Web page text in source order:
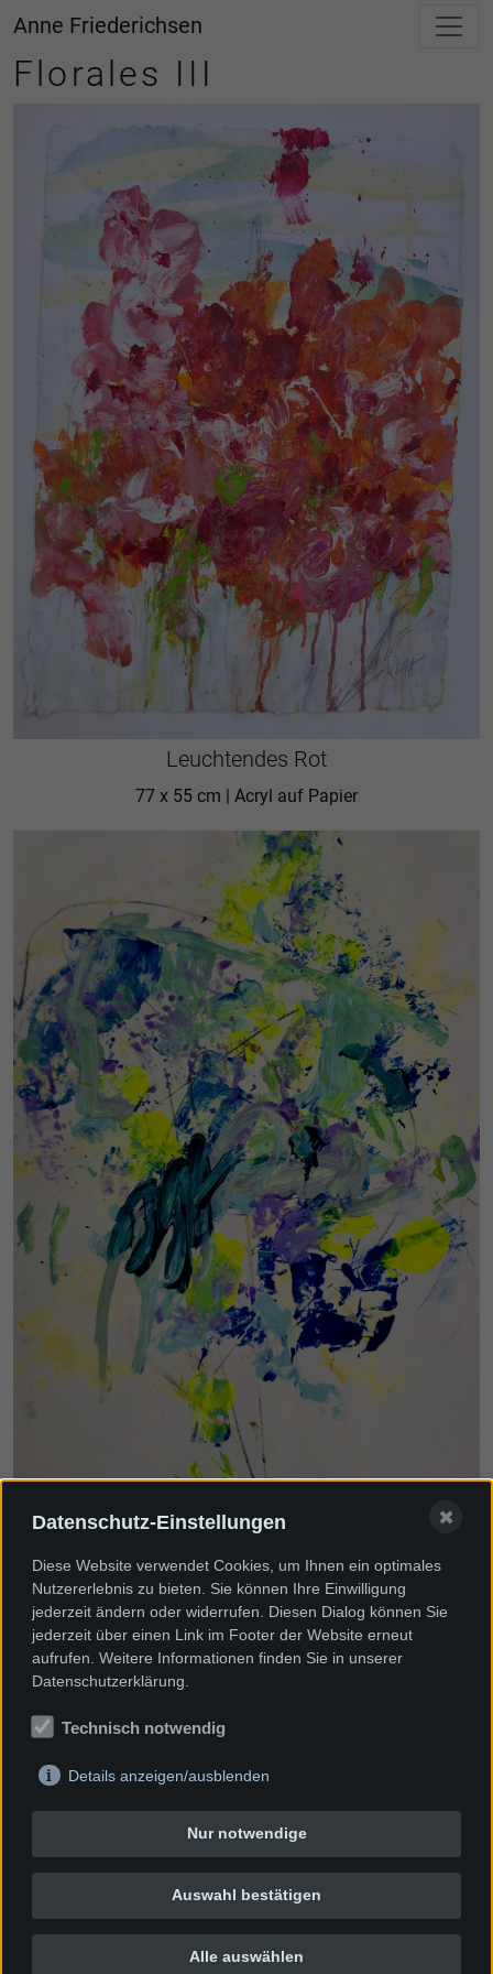
Anne Friederichsen
Florales III
Leuchtendes Rot
77 x 55 cm | Acryl auf Papier
Rhapsodie in Blau
60 x 50 cm | Acryl auf Papier
Datenschutz-Einstellungen
Diese Website verwendet Cookies, um Ihnen ein optimales
Nutzererlebnis zu bieten. Sie können Ihre Einwilligung
jederzeit ändern oder widerrufen. Diesen Dialog können Sie
jederzeit über einen Link im Footer der Website erneut
aufrufen. Weitere Informationen finden Sie in unserer
Datenschutzerklärung.
Technisch notwendig
Details anzeigen/ausblenden
Nur notwendige
Auswahl bestätigen
Alle auswählen
✖